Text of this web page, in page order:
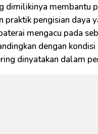
dimilikinya membantu
praktik pengisian daya
mengacu pada
dengan
dinyatakan dalam